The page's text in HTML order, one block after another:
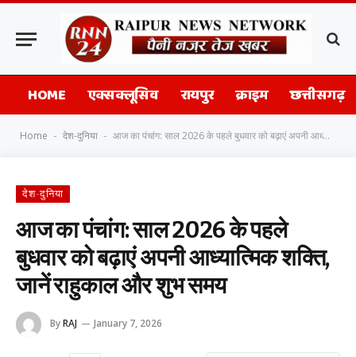
HOME एक्सक्लूसिव रायपुर क्राइम छत्तीसगढ़
Home - देश-दुनिया - आज का पंचांग: साल 2026 के पहले बुधवार को बढ़ाएं अपनी आध्यात्मिक शक्ति, जानें राहुकाल और शुभ समय
देश-दुनिया
आज का पंचांग: साल 2026 के पहले
बुधवार को बढ़ाएं अपनी आध्यात्मिक शक्ति,
जानें राहुकाल और शुभ समय
ByRAJ January 7, 2026